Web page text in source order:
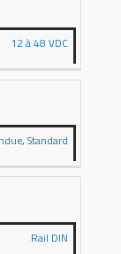
12 à 48 VDC
,Standard
Rail DIN